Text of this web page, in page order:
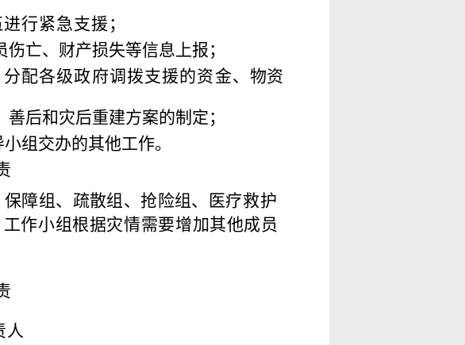
行紧急支援；
亡、财产损失等信息上报；
配各级政府调拨支援的资金、 物资
后和灾后重建方案的制定；
组交办的其他工作。
障组、疏散组、抢险组、医疗救护
作小组根据灾情需要增加其他成员
人